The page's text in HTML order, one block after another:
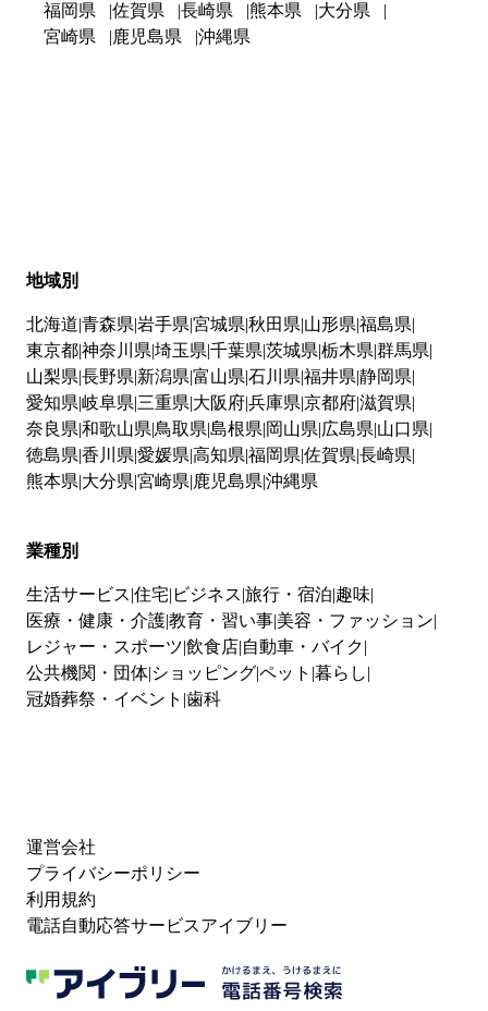
福岡県 佐賀県 長崎県 熊本県
大分県
宮崎県
鹿児島県 沖縄県
地域別
北海道 青森県 岩手県 宮城県 秋田県 山形県 福島県
東京都神奈川県 埼玉県 千葉県 茨城県 栃木県 群馬県
山梨県 長野県 新潟県 富山県 石川県 福井県 静岡県
愛知県 岐阜県 三重県 大阪府兵庫県 京都府滋賀県
奈良県 和歌山県 鳥取県 島根県 岡山県 広島県 山口県
徳島県 香川県 愛媛県 高知県 福岡県 佐賀県 長崎県
熊本県 大分県 宮崎県 鹿児島県 沖縄県
業種別
生活サービス 住宅 ビジネス 旅行・宿泊 趣味
医療・健康・介護教育・習い事 美容・ファッション
レジャー・スポーツ 飲食店 自動車・バイク
公共機関・団体 ショッピングペット 暮らし
冠婚葬祭・イベント 歯科
運営会社
プライバシーポリシー
利用規約
電話自動応答サービスアイブリー